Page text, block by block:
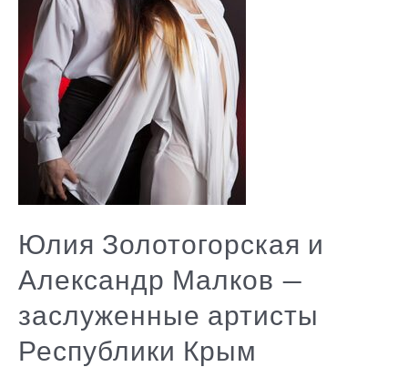
Юлия Золотогорская и
Александр Малков —
заслуженные артисты
Республики Крым